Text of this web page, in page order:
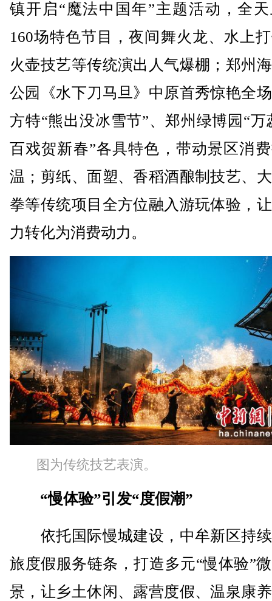
镇开启“魔法中国年”主题活动，全
160场特色节目，夜间舞火龙、水上
火壶技艺等传统演出人气爆棚；郑州
公园《水下刀马旦》中原首秀惊艳全
方特“熊出没冰雪节”、郑州绿博园“万
百戏贺新春”各具特色，带动景区消
温；剪纸、面塑、香稻酒酿制技艺、
拳等传统项目全方位融入游玩体验，
力转化为消费动力。
图为传统技艺表演。
“慢体验”引发“度假潮”
依托国际慢城建设，中牟新区持
旅度假服务链条，打造多元“慢体验”
景，让乡土休闲、露营度假、温泉康